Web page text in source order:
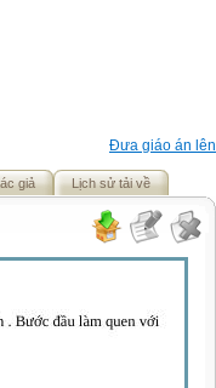
Đưa giáo án lên
giả Lịch sử tải về